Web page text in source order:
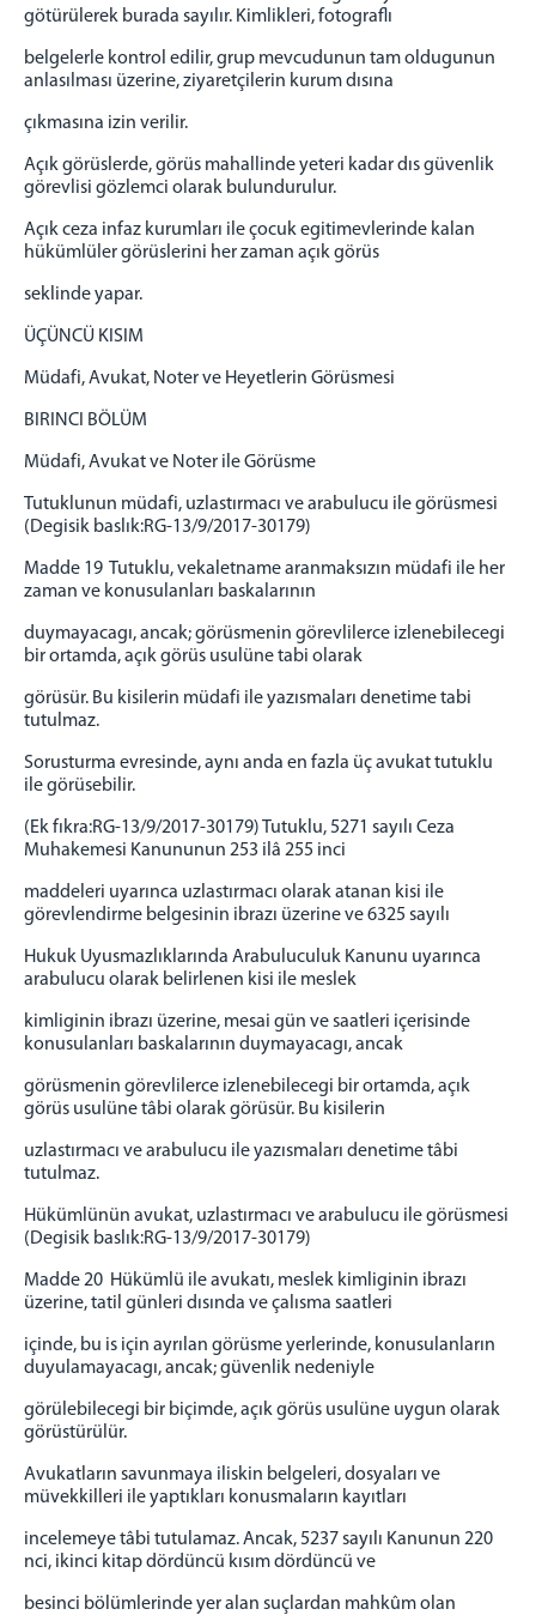
götürülerek burada sayılır. Kimlikleri, fotograflı
belgelerle kontrol edilir, grup mevcudunun tam oldugunun
anlasılması üzerine, ziyaretçilerin kurum dısına
çıkmasına izin verilir.
Açık görüslerde, görüs mahallinde yeteri kadar dıs güvenlik
görevlisi gözlemci olarak bulundurulur.
Açık ceza infaz kurumları ile çocuk egitimevlerinde kalan
hükümlüler görüslerini her zaman açık görüs
seklinde yapar.
ÜÇÜNCÜ KISIM
Müdafi, Avukat, Noter ve Heyetlerin Görüsmesi
BIRINCI BÖLÜM
Müdafi, Avukat ve Noter ile Görüsme
Tutuklunun müdafi, uzlastırmacı ve arabulucu ile görüsmesi
(Degisik baslık:RG-13/9/2017-30179)
Madde 19 Tutuklu, vekaletname aranmaksızın müdafi ile her
zaman ve konusulanları baskalarının
duymayacagı, ancak; görüsmenin görevlilerce izlenebilecegi
bir ortamda, açık görüs usulüne tabi olarak
görüsür. Bu kisilerin müdafi ile yazısmaları denetime tabi
tutulmaz.
Sorusturma evresinde, aynı anda en fazla üç avukat tutuklu
ile görüsebilir.
(Ek fıkra:RG-13/9/2017-30179) Tutuklu, 5271 sayılı Ceza
Muhakemesi Kanununun 253 ilâ 255 inci
maddeleri uyarınca uzlastırmacı olarak atanan kisi ile
görevlendirme belgesinin ibrazı üzerine ve 6325 sayılı
Hukuk Uyusmazlıklarında Arabuluculuk Kanunu uyarınca
arabulucu olarak belirlenen kisi ile meslek
kimliginin ibrazı üzerine, mesai gün ve saatleri içerisinde
konusulanları baskalarının duymayacagı, ancak
görüsmenin görevlilerce izlenebilecegi bir ortamda, açık
görüs usulüne tâbi olarak görüsür. Bu kisilerin
uzlastırmacı ve arabulucu ile yazısmaları denetime tâbi
tutulmaz.
Hükümlünün avukat, uzlastırmacı ve arabulucu ile görüsmesi
(Degisik baslık:RG-13/9/2017-30179)
Madde 20 Hükümlü ile avukatı, meslek kimliginin ibrazı
üzerine, tatil günleri dısında ve çalısma saatleri
içinde, bu is için ayrılan görüsme yerlerinde, konusulanların
duyulamayacagı, ancak; güvenlik nedeniyle
görülebilecegi bir biçimde, açık görüs usulüne uygun olarak
görüstürülür.
Avukatların savunmaya iliskin belgeleri, dosyaları ve
müvekkilleri ile yaptıkları konusmaların kayıtları
incelemeye tâbi tutulamaz. Ancak, 5237 sayılı Kanunun 220
nci, ikinci kitap dördüncü kısım dördüncü ve
besinci bölümlerinde yer alan suçlardan mahkûm olan